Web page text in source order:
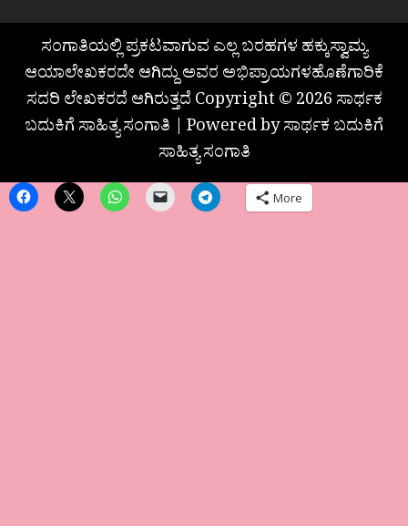
ಸಂಗಾತಿಯಲ್ಲಿ ಪ್ರಕಟವಾಗುವ ಎಲ್ಲ ಬರಹಗಳ ಹಕ್ಕುಸ್ವಾಮ್ಯ
ಆಯಾಲೇಖಕರದೇ ಆಗಿದ್ದು ಅವರ ಅಭಿಪ್ರಾಯಗಳಹೊಣೆಗಾರಿಕೆ
ಸದರಿ ಲೇಖಕರದೆ ಆಗಿರುತ್ತದೆ Copyright © 2026 ಸಾರ್ಥಕ
ಬದುಕಿಗೆ ಸಾಹಿತ್ಯ ಸಂಗಾತಿ | Powered by ಸಾರ್ಥಕ ಬದುಕಿಗೆ
ಸಾಹಿತ್ಯ ಸಂಗಾತಿ
More